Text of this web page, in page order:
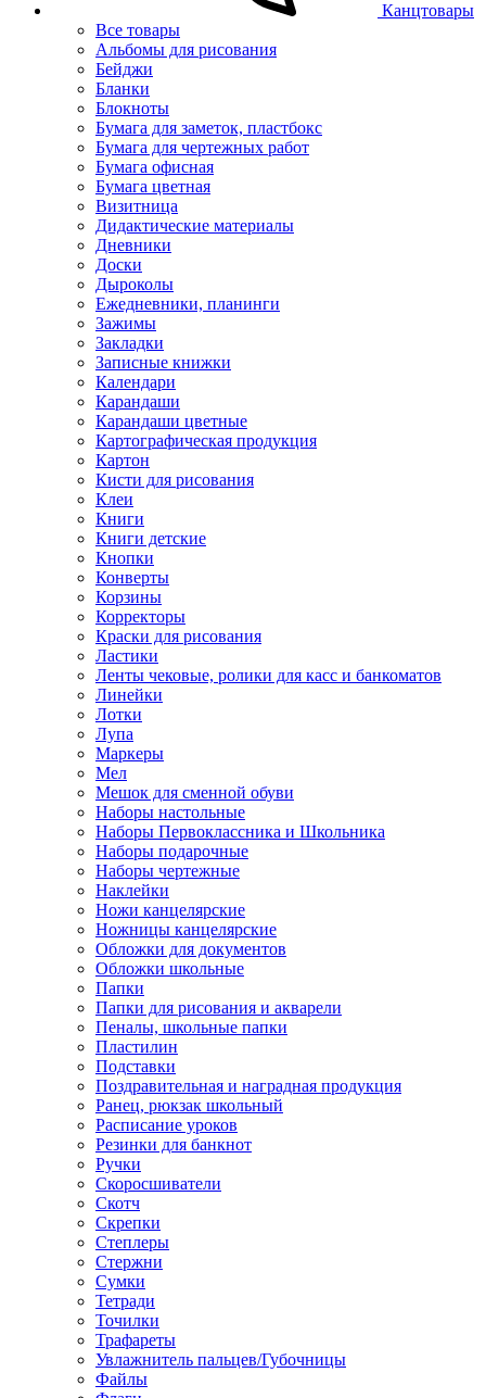
Канцтовары
Все товары
Альбомы для рисования
Бейджи
Бланки
Блокноты
Бумага для заметок, пластбокс
Бумага для чертежных работ
Бумага офисная
Бумага цветная
Визитница
Дидактические материалы
Дневники
Доски
Дыроколы
Ежедневники, планинги
Зажимы
Закладки
Записные книжки
Календари
Карандаши
Карандаши цветные
Картографическая продукция
Картон
Кисти для рисования
Клеи
Книги
Книги детские
Кнопки
Конверты
Корзины
Корректоры
Краски для рисования
Ластики
Ленты чековые, ролики для касс и банкоматов
Линейки
Лотки
Лупа
Маркеры
Мел
Мешок для сменной обуви
Наборы настольные
Наборы Первоклассника и Школьника
Наборы подарочные
Наборы чертежные
Наклейки
Ножи канцелярские
Ножницы канцелярские
Обложки для документов
Обложки школьные
Папки
Папки для рисования и акварели
Пеналы, школьные папки
Пластилин
Подставки
Поздравительная и наградная продукция
Ранец, рюкзак школьный
Расписание уроков
Резинки для банкнот
Ручки
Скоросшиватели
Скотч
Скрепки
Степлеры
Стержни
Сумки
Тетради
Точилки
Трафареты
Увлажнитель пальцев/Губочницы
Файлы